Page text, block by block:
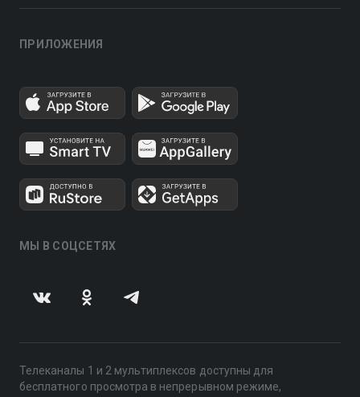
ПРИЛОЖЕНИЯ
МЫ В СОЦСЕТЯХ
Телеканалы 1 и 2 мультиплексов доступны для
бесплатного просмотра в непрерывном режиме,